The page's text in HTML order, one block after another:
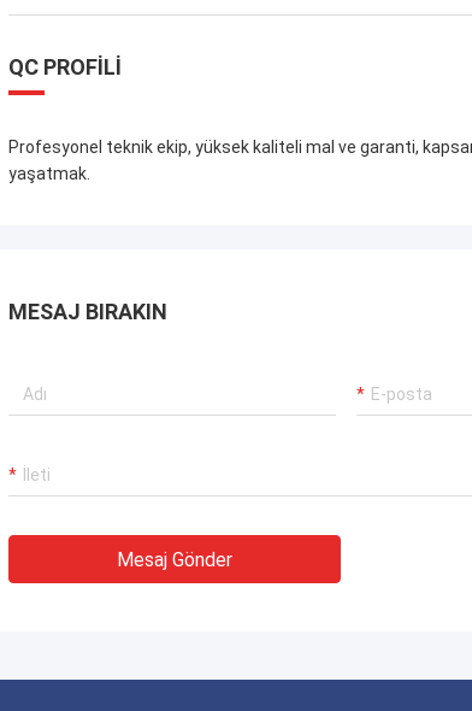
QC PROFILI
Profesyonel teknik ekip, yüksek kaliteli mal ve garanti,
yaşatmak.
MESAJ BIRAKIN
Mesaj Gönder